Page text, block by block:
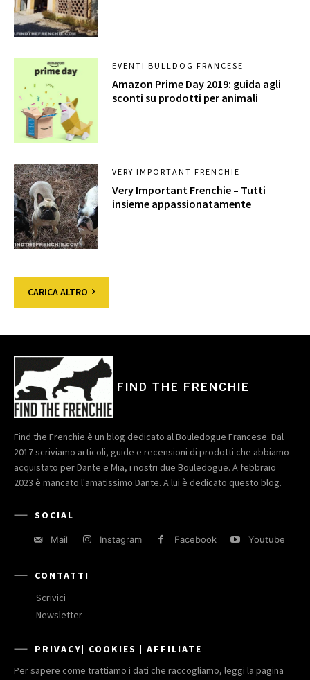
EVENTI BULLDOG FRANCESE
Amazon Prime Day 2019: guida agli
sconti su prodotti per animali
VERY IMPORTANT FRENCHIE
Very Important Frenchie – Tutti
insieme appassionatamente
CARICA ALTRO
FIND THE FRENCHIE
Find the Frenchie è un blog dedicato al Bouledogue Francese. Dal
2017 scriviamo articoli, guide e recensioni di prodotti che abbiamo
acquistato per Dante e Mia, i nostri due Bouledogue. A febbraio
2023 è mancato l'amatissimo Dante. A lui è dedicato questo blog.
SOCIAL
Mail Instagram Facebook Youtube
CONTATTI
Scrivici
Newsletter
PRIVACY| COOKIES | AFFILIATE
Per sapere come trattiamo i dati che raccogliamo, leggi la pagina